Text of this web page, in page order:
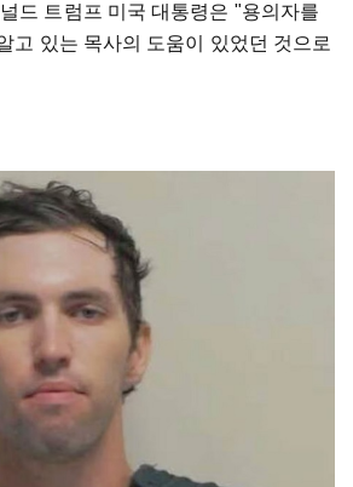
드 트럼프 미국 대통령은 "용의자를
고 있는 목사의 도움이 있었던 것으로